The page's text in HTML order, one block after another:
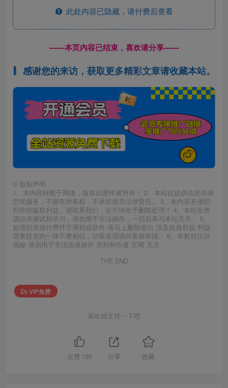
此处内容已隐藏，请付费后查看
------本页内容已结束，喜欢请分享------
感谢您的来访，获取更多精彩文章请收藏本站。
© 版权声明
1、本内容转载于网络，版权归原作者所有！ 2、本站仅提供信息存储
空间服务，不拥有所有权，不承担相关法律责任。 3、本内容若侵犯
到你的版权利益，请联系我们，会尽快给予删除处理！ 4、本站全资
源仅供测试和学习，请勿用于非法操作，一切后果与本站无关。 5、
如遇到充值付费环节课程或软件 请马上删除退出 涉及自身权益/利益
需要投资的一律不要相信，访客发现请向客服举报。 6、本教程仅供
揭秘 请勿用于非法违规操作 否则和作者 官网 无关
THE END
VIP免费
喜欢就支持一下吧
点赞 195 分享 收藏